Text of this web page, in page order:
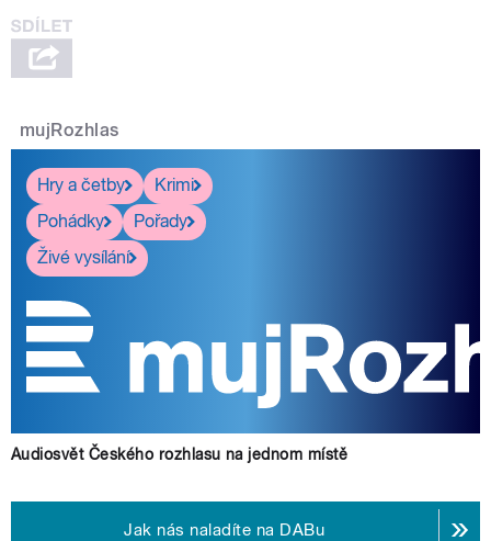
mujRozhlas
Hry a četby
Krimi
Pohádky
Pořady
Živé vysílání
Audiosvět Českého rozhlasu na jednom místě
Jak nás naladíte na DABu